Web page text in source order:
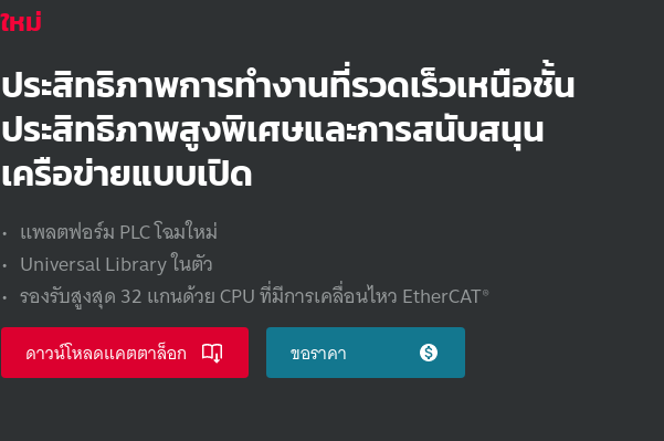
ใหม่
ประสิทธิภาพการทำงานที่รวดเร็วเหนือชั้น
ประสิทธิภาพสูงพิเศษและการสนับสนุน
เครือข่ายแบบเปิด
แพลตฟอร์มPLCโฉมใหม่
Universal Libraryในตัว
รองรับสูงสุด32แกนด้วยCPUที่มีการเคลื่อนไหวEtherCAT®
ดาวน์โหลดแคตตาล็อก ขอราคา